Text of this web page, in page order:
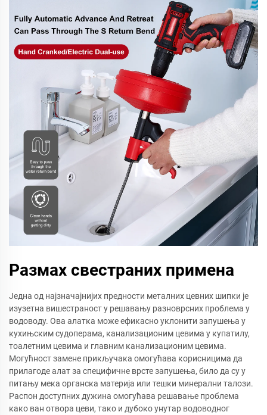
Размах свестраних примена
Једна од најзначајнијих предности металних цевних шипки је
изузетна вишестраност у решавању разноврсних проблема у
водоводу. Ова алатка може ефикасно уклонити запушења у
кухињским судоперама, канализационим цевима у купатилу,
тоалетним цевима и главним канализационим цевима.
Могућност замене прикључака омогућава корисницима да
прилагоде алат за специфичне врсте запушења, било да су у
питању мека органска материја или тешки минерални талози.
Распон доступних дужина омогућава решавање проблема
како ван отвора цеви, тако и дубоко унутар водоводног